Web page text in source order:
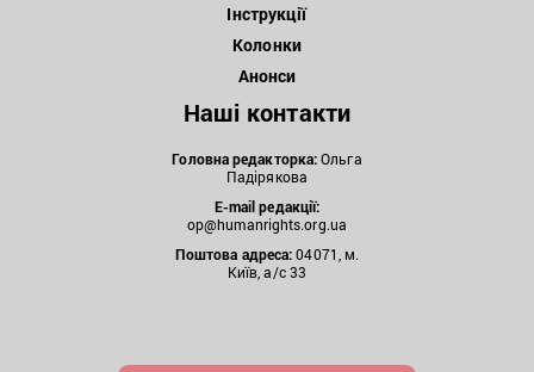
Інструкції
Колонки
Анонси
Наші контакти
Головна редакторка:Ольга
Падірякова
E-mail редакції:
op@humanrights.org.ua
Поштова адреса:04071, м.
Київ, а/с 33